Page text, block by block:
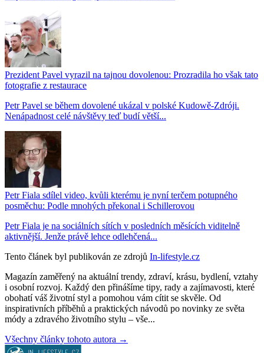
Prezident Pavel vyrazil na tajnou dovolenou: Prozradila ho však tato
fotografie z restaurace
Petr Pavel se během dovolené ukázal v polské Kudowě-Zdróji.
Nenápadnost celé návštěvy teď budí větší...
Petr Fiala sdílel video, kvůli kterému je nyní terčem potupného
posměchu: Podle mnohých překonal i Schillerovou
Petr Fiala je na sociálních sítích v posledních měsících viditelně
aktivnější. Jenže právě lehce odlehčená...
Tento článek byl publikován ze zdrojů In-lifestyle.cz
Magazín zaměřený na aktuální trendy, zdraví, krásu, bydlení, vztahy
i osobní rozvoj. Každý den přinášíme tipy, rady a zajímavosti, které
obohatí váš životní styl a pomohou vám cítit se skvěle. Od
inspirativních příběhů a praktických návodů po novinky ze světa
módy a zdravého životního stylu – vše...
Všechny články tohoto autora →